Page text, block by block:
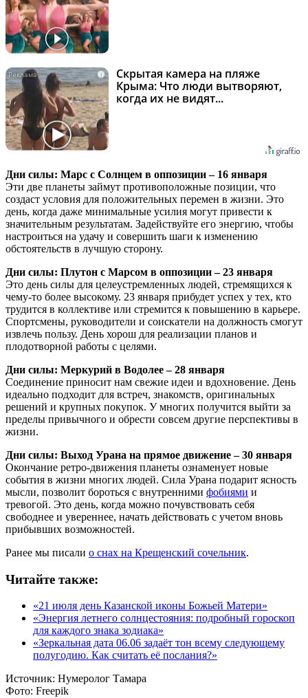
i
Скрытая камера на пляже
Крыма: Что люди вытворяют,
когда их не видят...
Дни силы: Марс с Солнцем в оппозиции – 16 января
Эти две планеты займут противоположные позиции, что
создаст условия для положительных перемен в жизни. Это
день, когда даже минимальные усилия могут привести к
значительным результатам. Задействуйте его энергию, чтобы
настроиться на удачу и совершить шаги к изменению
обстоятельств в лучшую сторону.
Дни силы: Плутон с Марсом в оппозиции – 23 января
Это день силы для целеустремленных людей, стремящихся к
чему-то более высокому. 23 января прибудет успех у тех, кто
трудится в коллективе или стремится к повышению в карьере.
Спортсмены, руководители и соискатели на должность смогут
извлечь пользу. День хорош для реализации планов и
плодотворной работы с целями.
Дни силы: Меркурий в Водолее – 28 января
Соединение приносит нам свежие идеи и вдохновение. День
идеально подходит для встреч, знакомств, оригинальных
решений и крупных покупок. У многих получится выйти за
пределы привычного и обрести совсем другие перспективы в
жизни.
Дни силы: Выход Урана на прямое движение – 30 января
Окончание ретро-движения планеты ознаменует новые
события в жизни многих людей. Сила Урана подарит ясность
мысли, позволит бороться с внутренними фобиями и
тревогой. Это день, когда можно почувствовать себя
свободнее и увереннее, начать действовать с учетом вновь
прибывших возможностей.
Ранее мы писали о снах на Крещенский сочельник.
Читайте также:
«21 июля день Казанской иконы Божьей Матери»
«Энергия летнего солнцестояния: подробный гороскоп
для каждого знака зодиака»
«Зеркальная дата 06.06 задаёт тон всему следующему
полугодию. Как считать её послания?»
Источник: Нумеролог Тамара
Фото: Freepik